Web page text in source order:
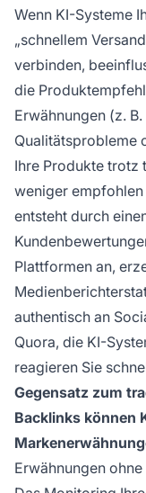
Wenn KI-Systeme
„schnellem
verbinden,
die
Erwähnungen (z.
Qualitätsprobleme
Ihre Produkte trotz
weniger
entsteht durch
Plattformen an,
authentisch an
Quora, die KI-
reagieren Sie
Gegensatz zum
Backlinks können
Erwähnungen